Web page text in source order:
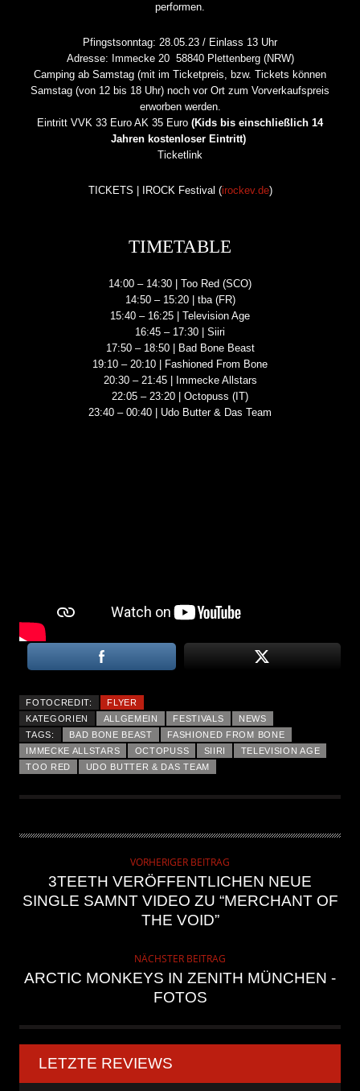
performen.
Pfingstsonntag: 28.05.23 / Einlass 13 Uhr
Adresse: Immecke 20 58840 Plettenberg (NRW)
Camping ab Samstag (mit im Ticketpreis, bzw. Tickets können
Samstag (von 12 bis 18 Uhr) noch vor Ort zum Vorverkaufspreis
erworben werden.
Eintritt VVK 33 Euro AK 35 Euro (Kids bis einschließlich 14
Jahren kostenloser Eintritt)
Ticketlink
TICKETS | IROCK Festival (irockev.de)
TIMETABLE
14:00 – 14:30 | Too Red (SCO)
14:50 – 15:20 | tba (FR)
15:40 – 16:25 | Television Age
16:45 – 17:30 | Siiri
17:50 – 18:50 | Bad Bone Beast
19:10 – 20:10 | Fashioned From Bone
20:30 – 21:45 | Immecke Allstars
22:05 – 23:20 | Octopuss (IT)
23:40 – 00:40 | Udo Butter & Das Team
FOTOCREDIT:
FLYER
KATEGORIEN
ALLGEMEIN FESTIVALS
NEWS
TAGS:
BAD BONE BEAST
FASHIONED FROM BONE
IMMECKE ALLSTARS
OCTOPUSS SIIRI
TELEVISION AGE
TOO RED
UDO BUTTER & DAS TEAM
VORHERIGER BEITRAG
3TEETH VERÖFFENTLICHEN NEUE
SINGLE SAMNT VIDEO ZU “MERCHANT OF
THE VOID”
NÄCHSTER BEITRAG
ARCTIC MONKEYS IN ZENITH MÜNCHEN -
FOTOS
LETZTE REVIEWS